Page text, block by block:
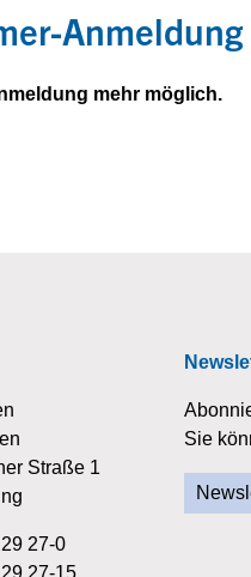
Anmeldung
mehr möglich.
Straße 1
27-0
27-15
Sie